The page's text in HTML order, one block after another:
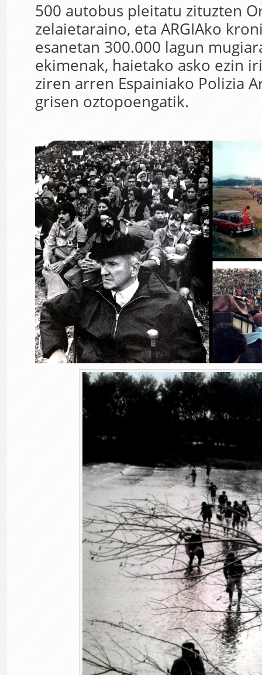
500 autobus pleitatu zituzten
zelaietaraino, eta ARGIAko
esanetan 300.000 lagun
ekimenak, haietako asko ezin
ziren arren Espainiako Polizia
grisen oztopoengatik.